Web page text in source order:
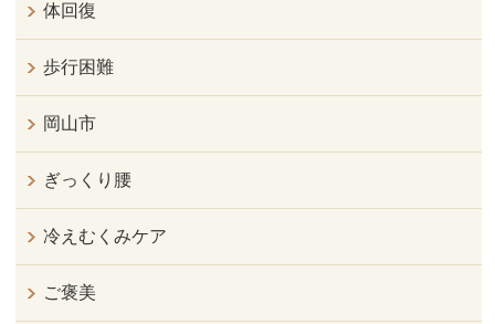
体回復
歩行困難
岡山市
ぎっくり腰
冷えむくみケア
ご褒美